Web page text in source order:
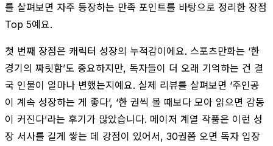
를 살펴보면 자주 등장하는 만족 포인트를 바탕으로 정리한 장점
Top 5예요.
첫 번째 장점은 캐릭터 성장의 누적감이에요. 스포츠만화는 ‘한
경기의 짜릿함’도 중요하지만, 독자들이 더 오래 기억하는 건 결
국 인물이 얼마나 변했는지예요. 실제 리뷰를 살펴보면 ‘주인공
이 계속 성장하는 게 좋다’, ‘한 권씩 볼 때보다 모아 읽으면 감동
이 커진다’라는 후기가 많았습니다. 메이저 계열 작품은 이런 성
장 서사를 길게 쌓는 데 강점이 있어서, 30권쯤 오면 독자 입장